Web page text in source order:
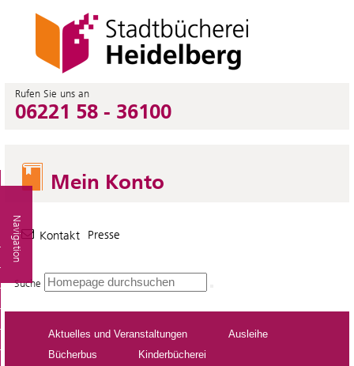
Rufen Sie uns an
06221 58 - 36100
Mein Konto
Kontakt Presse
Suche
Aktuelles und Veranstaltungen
Ausleihe
Bücherbus
Kinderbücherei
Navigation